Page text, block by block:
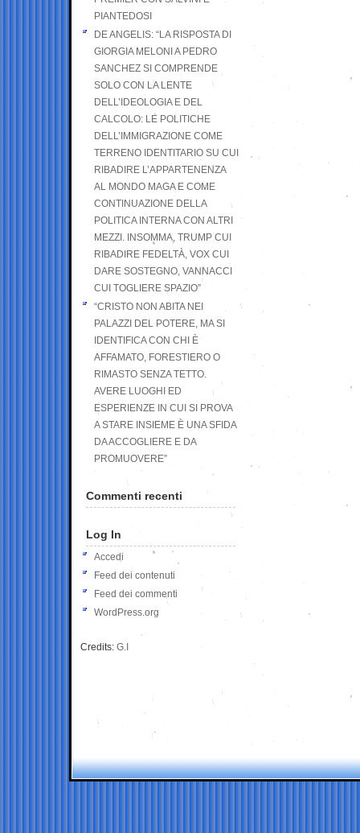
PIANTEDOSI
DE ANGELIS: “LA RISPOSTA DI
GIORGIA MELONI A PEDRO
SANCHEZ SI COMPRENDE
SOLO CON LA LENTE
DELL’IDEOLOGIA E DEL
CALCOLO: LE POLITICHE
DELL’IMMIGRAZIONE COME
TERRENO IDENTITARIO SU CUI
RIBADIRE L’APPARTENENZA
AL MONDO MAGA E COME
CONTINUAZIONE DELLA
POLITICA INTERNA CON ALTRI
MEZZI. INSOMMA, TRUMP CUI
RIBADIRE FEDELTÀ, VOX CUI
DARE SOSTEGNO, VANNACCI
CUI TOGLIERE SPAZIO”
“CRISTO NON ABITA NEI
PALAZZI DEL POTERE, MA SI
IDENTIFICA CON CHI È
AFFAMATO, FORESTIERO O
RIMASTO SENZA TETTO.
AVERE LUOGHI ED
ESPERIENZE IN CUI SI PROVA
A STARE INSIEME È UNA SFIDA
DA ACCOGLIERE E DA
PROMUOVERE”
Commenti recenti
Log In
Accedi
Feed dei contenuti
Feed dei commenti
WordPress.org
Credits: G.I